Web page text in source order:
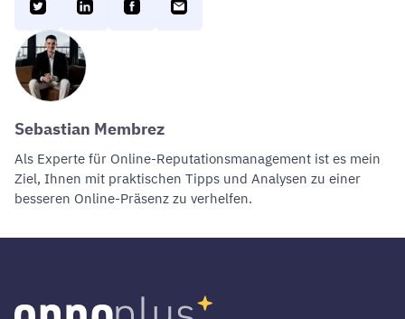
Sebastian Membrez
Als Experte für Online-Reputationsmanagement ist es mein
Ziel, Ihnen mit praktischen Tipps und Analysen zu einer
besseren Online-Präsenz zu verhelfen.